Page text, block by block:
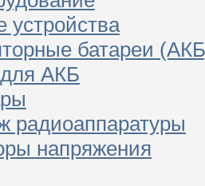
устройства
батареи
АКБ
радиоаппаратуры
напряжения